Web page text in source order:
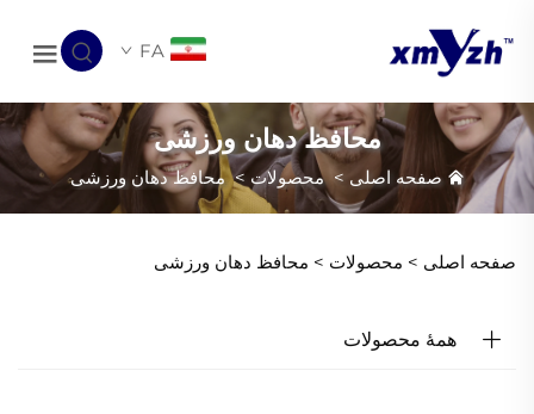
FA
محافظ دهان ورزشی
صفحه اصلی >محصولات >محافظ دهان ورزشی
صفحه اصلی > محصولات > محافظ دهان ورزشی
همهٔ محصولات